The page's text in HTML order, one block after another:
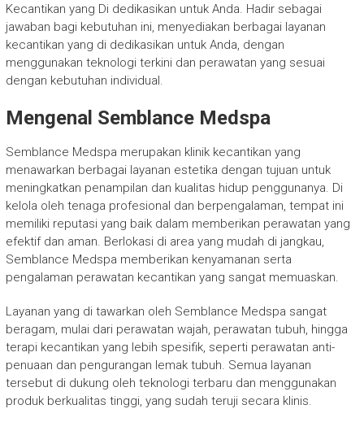
Kecantikan yang Di dedikasikan untuk Anda. Hadir sebagai
jawaban bagi kebutuhan ini, menyediakan berbagai layanan
kecantikan yang di dedikasikan untuk Anda, dengan
menggunakan teknologi terkini dan perawatan yang sesuai
dengan kebutuhan individual.
Mengenal Semblance Medspa
Semblance Medspa merupakan klinik kecantikan yang
menawarkan berbagai layanan estetika dengan tujuan untuk
meningkatkan penampilan dan kualitas hidup penggunanya. Di
kelola oleh tenaga profesional dan berpengalaman, tempat ini
memiliki reputasi yang baik dalam memberikan perawatan yang
efektif dan aman. Berlokasi di area yang mudah di jangkau,
Semblance Medspa memberikan kenyamanan serta
pengalaman perawatan kecantikan yang sangat memuaskan.
Layanan yang di tawarkan oleh Semblance Medspa sangat
beragam, mulai dari perawatan wajah, perawatan tubuh, hingga
terapi kecantikan yang lebih spesifik, seperti perawatan anti-
penuaan dan pengurangan lemak tubuh. Semua layanan
tersebut di dukung oleh teknologi terbaru dan menggunakan
produk berkualitas tinggi, yang sudah teruji secara klinis.